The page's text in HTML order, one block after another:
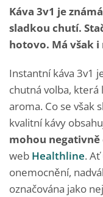
Káva 3v1 je
sladkou chutí.
hotovo. Má však
Instantní káva 3v1
chutná volba, která
aroma. Co se však
kvalitní kávy
mohou
web Healthline.
onemocnění,
označována jako